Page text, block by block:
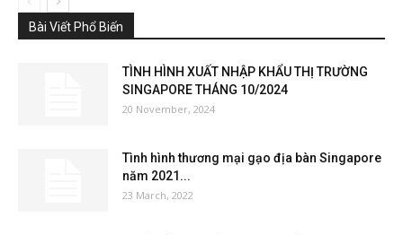
Bài Viết Phổ Biến
TÌNH HÌNH XUẤT NHẬP KHẨU THỊ TRƯỜNG
SINGAPORE THÁNG 10/2024
20 November, 2024
Tình hình thương mại gạo địa bàn Singapore
năm 2021...
23 March, 2022